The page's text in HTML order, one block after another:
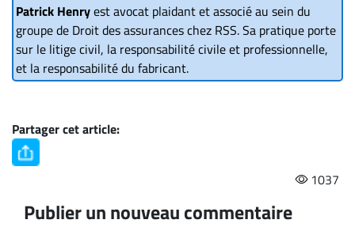
Patrick Henryest avocat plaidant et associé au sein du
groupe de Droit des assurances chez RSS. Sa pratique porte
sur le litige civil, la responsabilité civile et professionnelle,
et la responsabilité du fabricant.
Partager cet article:
1037
Publier un nouveau commentaire